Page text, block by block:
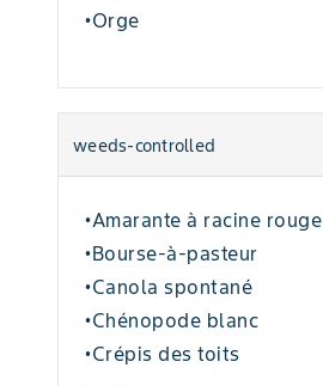
•Orge
weeds-controlled
•Amarante à racine rouge
•Bourse-à-pasteur
•Canola spontané
•Chénopode blanc
•Crépis des toits